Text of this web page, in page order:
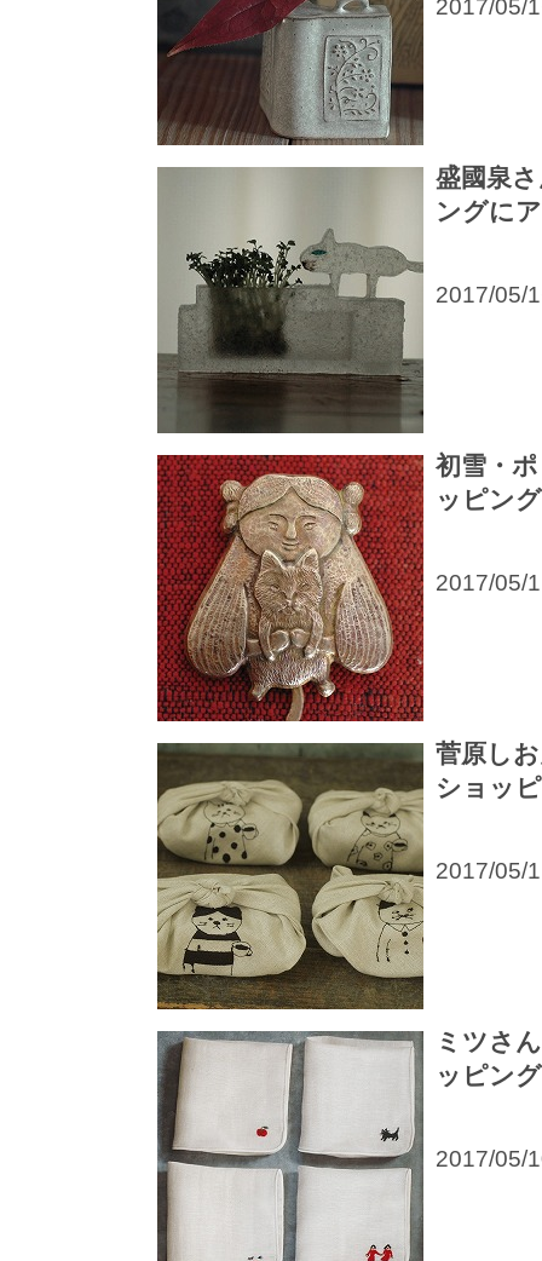
2017/05/
盛國泉
ングに
2017/05/
初雪・
ッピン
2017/05/
菅原し
ショッ
2017/05/
ミツさ
ッピン
2017/05/